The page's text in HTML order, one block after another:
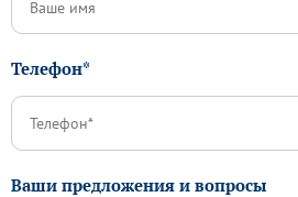
Телефон*
Ваши предложения и вопросы